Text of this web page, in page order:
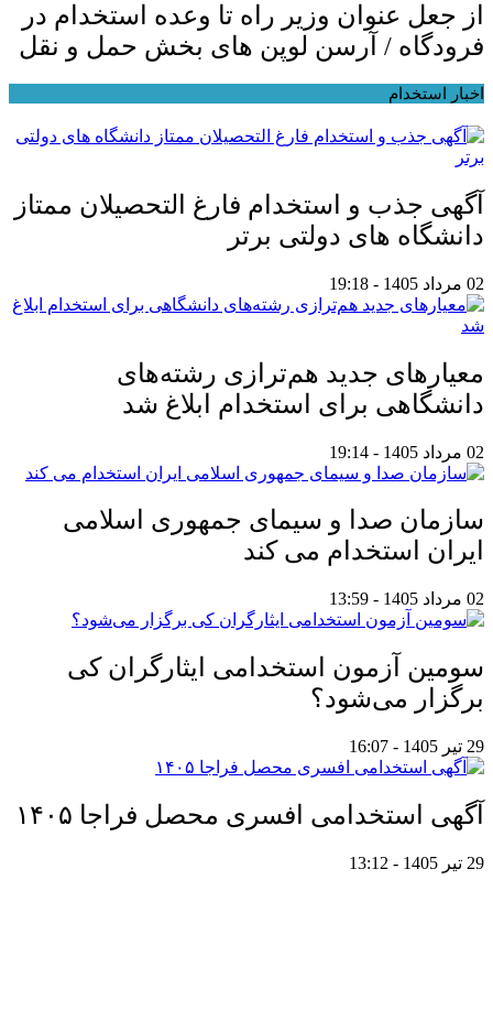
از جعل عنوان وزیر راه تا وعده استخدام در
فرودگاه / آرسن لوپن های بخش حمل و نقل
اخبار استخدام
آگهی جذب و استخدام فارغ التحصیلان ممتاز
دانشگاه های دولتی برتر
02 مرداد 1405 - 19:18
معیار‌های جدید هم‌ترازی رشته‌های
دانشگاهی برای استخدام ابلاغ شد
02 مرداد 1405 - 19:14
سازمان صدا و سیمای جمهوری اسلامی
ایران استخدام می کند
02 مرداد 1405 - 13:59
سومین آزمون استخدامی ایثارگران کی
برگزار می‌شود؟
29 تیر 1405 - 16:07
آگهی استخدامی افسری محصل فراجا ۱۴۰۵
29 تیر 1405 - 13:12